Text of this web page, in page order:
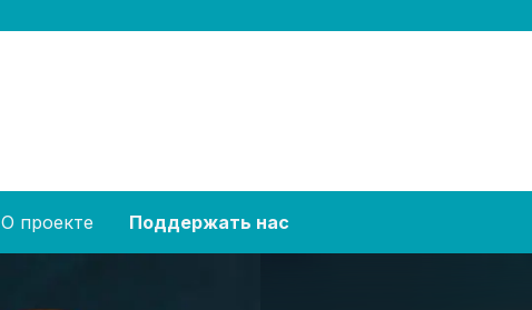
О проекте Поддержать нас